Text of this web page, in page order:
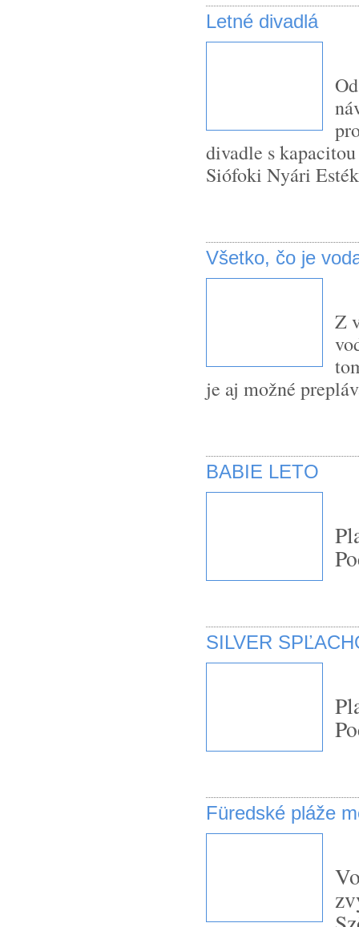
Letné divadlá
divadle s
Siófoki Nyári
Všetko, čo je
Z
je aj možné
BABIE LETO
SILVER
Füredské pláže